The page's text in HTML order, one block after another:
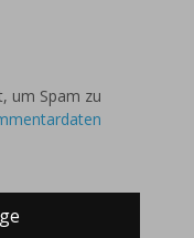
um Spam zu